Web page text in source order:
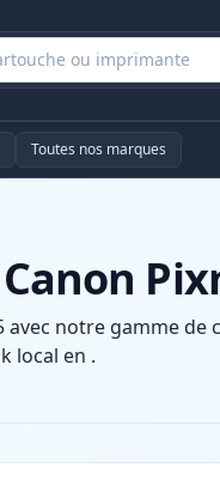
Toutes nos marques
notre gamme
local en .